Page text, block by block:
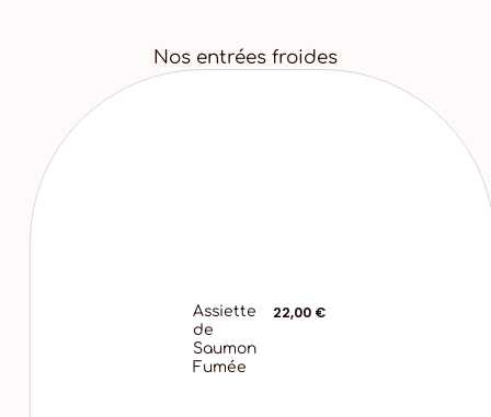
Nos entrées froides
Assiette
de
Saumon
Fumée
22,00 €